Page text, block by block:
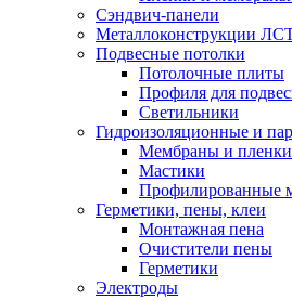
Сэндвич-панели
Металлоконструкции
Подвесные потолки
Потолочные плиты
Профиля для
Светильники
Гидроизоляционные и
Мембраны и пленки
Мастики
Профилированные
Герметики, пены, клеи
Монтажная пена
Очистители пены
Герметики
Электроды